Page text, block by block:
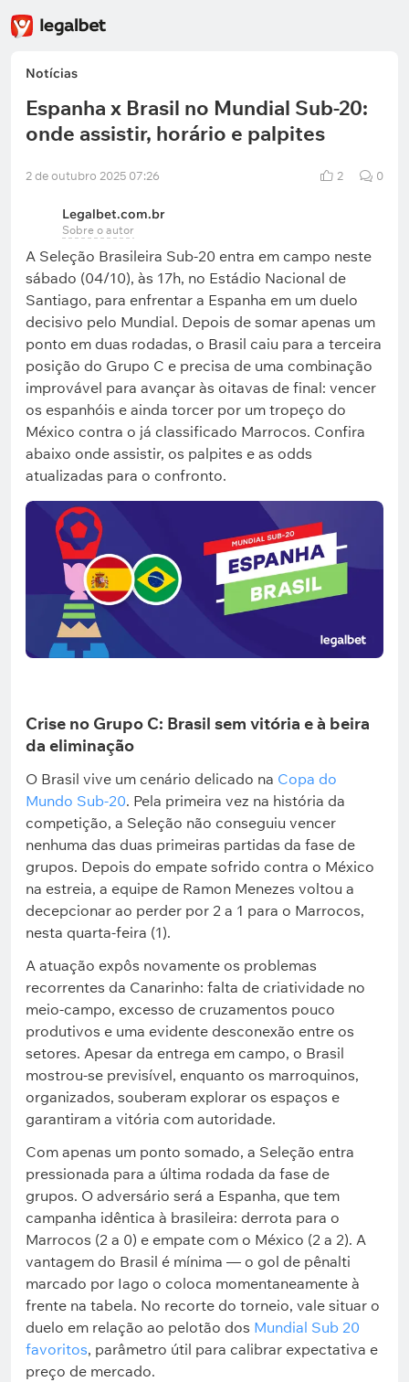
Notícias
Espanha x Brasil no Mundial Sub-20:
onde assistir, horário e palpites
2 de outubro 2025 07:26 2 0
Legalbet.com.br
Sobre o autor
A Seleção Brasileira Sub-20 entra em campo neste
sábado (04/10), às 17h, no Estádio Nacional de
Santiago, para enfrentar a Espanha em um duelo
decisivo pelo Mundial. Depois de somar apenas um
ponto em duas rodadas, o Brasil caiu para a terceira
posição do Grupo C e precisa de uma combinação
improvável para avançar às oitavas de final: vencer
os espanhóis e ainda torcer por um tropeço do
México contra o já classificado Marrocos. Confira
abaixo onde assistir, os palpites e as odds
atualizadas para o confronto.
Crise no Grupo C: Brasil sem vitória e à beira
da eliminação
O Brasil vive um cenário delicado na Copa do
Mundo Sub-20. Pela primeira vez na história da
competição, a Seleção não conseguiu vencer
nenhuma das duas primeiras partidas da fase de
grupos. Depois do empate sofrido contra o México
na estreia, a equipe de Ramon Menezes voltou a
decepcionar ao perder por 2 a 1 para o Marrocos,
nesta quarta-feira (1).
A atuação expôs novamente os problemas
recorrentes da Canarinho: falta de criatividade no
meio-campo, excesso de cruzamentos pouco
produtivos e uma evidente desconexão entre os
setores. Apesar da entrega em campo, o Brasil
mostrou-se previsível, enquanto os marroquinos,
organizados, souberam explorar os espaços e
garantiram a vitória com autoridade.
Com apenas um ponto somado, a Seleção entra
pressionada para a última rodada da fase de
grupos. O adversário será a Espanha, que tem
campanha idêntica à brasileira: derrota para o
Marrocos (2 a 0) e empate com o México (2 a 2). A
vantagem do Brasil é mínima — o gol de pênalti
marcado por Iago o coloca momentaneamente à
frente na tabela. No recorte do torneio, vale situar o
duelo em relação ao pelotão dos Mundial Sub 20
favoritos, parâmetro útil para calibrar expectativa e
preço de mercado.